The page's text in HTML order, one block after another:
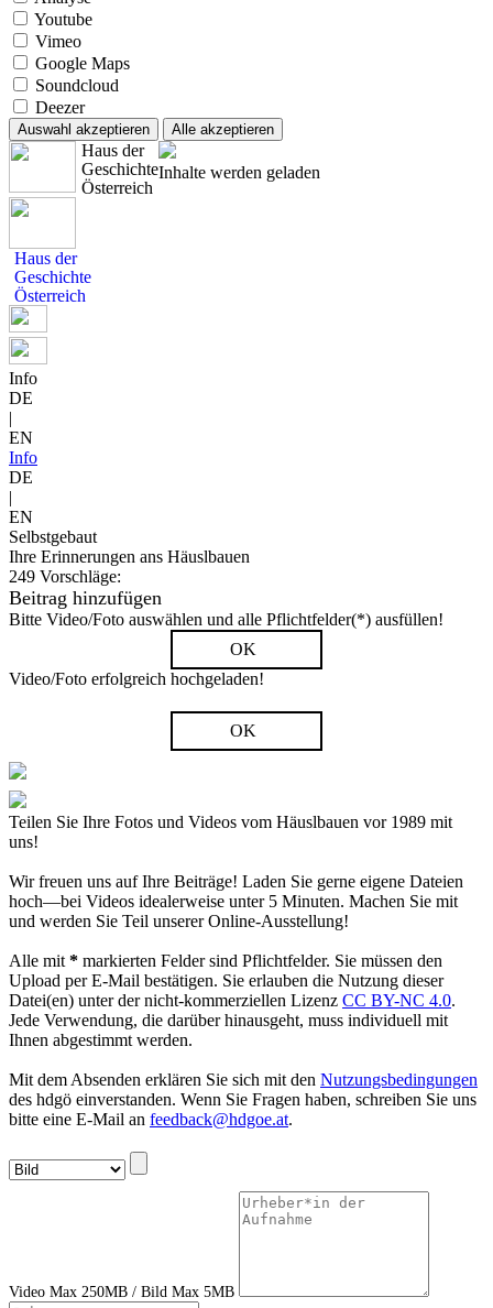
Youtube
Vimeo
Google Maps
Soundcloud
Deezer
Auswahl akzeptieren Alle akzeptieren
Haus der
Geschichte
Österreich
Inhalte werden geladen
Haus der
Geschichte
Österreich
Info
DE
|
EN
Info
DE
|
EN
Selbstgebaut
Ihre Erinnerungen ans Häuslbauen
249 Vorschläge:
Beitrag hinzufügen
Bitte Video/Foto auswählen und alle Pflichtfelder(*) ausfüllen!
OK
Video/Foto erfolgreich hochgeladen!
OK
Teilen Sie Ihre Fotos und Videos vom Häuslbauen vor 1989 mit
uns!
Wir freuen uns auf Ihre Beiträge! Laden Sie gerne eigene Dateien
hoch—bei Videos idealerweise unter 5 Minuten. Machen Sie mit
und werden Sie Teil unserer Online-Ausstellung!
Alle mit * markierten Felder sind Pflichtfelder. Sie müssen den
Upload per E-Mail bestätigen. Sie erlauben die Nutzung dieser
Datei(en) unter der nicht-kommerziellen Lizenz CC BY-NC 4.0.
Jede Verwendung, die darüber hinausgeht, muss individuell mit
Ihnen abgestimmt werden.
Mit dem Absenden erklären Sie sich mit den Nutzungsbedingungen
des hdgö einverstanden. Wenn Sie Fragen haben, schreiben Sie uns
bitte eine E-Mail an feedback@hdgoe.at.
Video Max 250MB / Bild Max 5MB